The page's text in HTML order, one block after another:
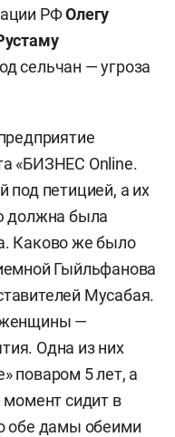
РФОлегу
сельчан — угроза
«БИЗНЕС Online.
под петицией, а их
должна была
Каково же было
Гыйльфанова
Мусабая.
женщины —
Одна из них
поваром 5 лет, а
сидит в
обе дамы обеими